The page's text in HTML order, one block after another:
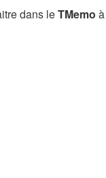
dans leTMemo